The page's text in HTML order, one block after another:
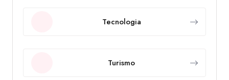
Tecnologia
Turismo